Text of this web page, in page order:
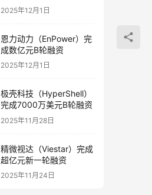
资
2025年12月1日
恩力动力（EnPower）完
成数亿元B轮融资
2025年12月1日
极壳科技（HyperShell）
完成7000万美元B轮融资
2025年11月28日
精微视达（Viestar）完成
超亿元新一轮融资
2025年11月24日